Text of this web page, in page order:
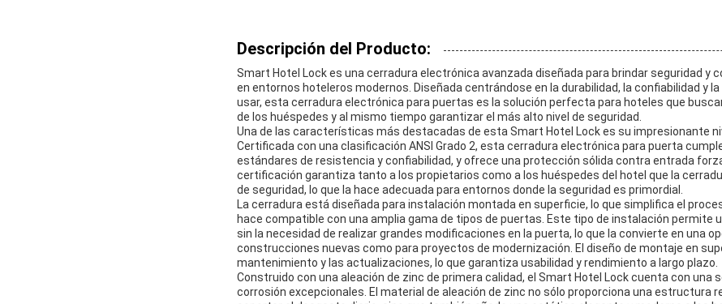
Descripción del Producto:
Smart Hotel Lock es una cerradura electrónica avanzada diseñada para brindar seguridad y
en entornos hoteleros modernos. Diseñada centrándose en la durabilidad, la confiabilidad y
usar, esta cerradura electrónica para puertas es la solución perfecta para hoteles que
de los huéspedes y al mismo tiempo garantizar el más alto nivel de seguridad.
Una de las características más destacadas de esta Smart Hotel Lock es su impresionante
Certificada con una clasificación ANSI Grado 2, esta cerradura electrónica para puerta
estándares de resistencia y confiabilidad, y ofrece una protección sólida contra entrada
certificación garantiza tanto a los propietarios como a los huéspedes del hotel que la
de seguridad, lo que la hace adecuada para entornos donde la seguridad es primordial.
La cerradura está diseñada para instalación montada en superficie, lo que simplifica el
hace compatible con una amplia gama de tipos de puertas. Este tipo de instalación permite
sin la necesidad de realizar grandes modificaciones en la puerta, lo que la convierte en una
construcciones nuevas como para proyectos de modernización. El diseño de montaje en
mantenimiento y las actualizaciones, lo que garantiza usabilidad y rendimiento a largo plazo.
Construido con una aleación de zinc de primera calidad, el Smart Hotel Lock cuenta con una
corrosión excepcionales. El material de aleación de zinc no sólo proporciona una estructura